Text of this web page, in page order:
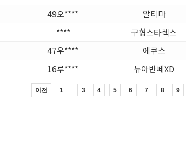
49오**** 알티마
**** 구형스타렉스
47우**** 에쿠스
16루**** 뉴아반떼XD
이전 1 3 4 5 6 7 8 9